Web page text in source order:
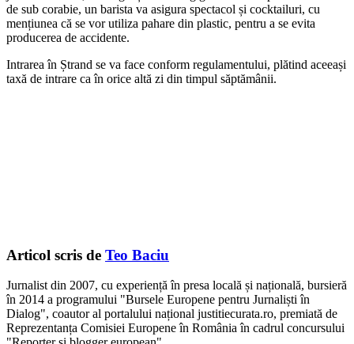
de sub corabie, un barista va asigura spectacol și cocktailuri, cu
mențiunea că se vor utiliza pahare din plastic, pentru a se evita
producerea de accidente.
Intrarea în Ștrand se va face conform regulamentului, plătind aceeași
taxă de intrare ca în orice altă zi din timpul săptămânii.
Articol scris de Teo Baciu
Jurnalist din 2007, cu experiență în presa locală și națională, bursieră
în 2014 a programului "Bursele Europene pentru Jurnaliști în
Dialog", coautor al portalului național justitiecurata.ro, premiată de
Reprezentanța Comisiei Europene în România în cadrul concursului